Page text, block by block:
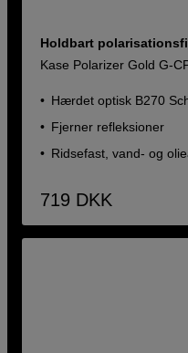
Holdbart
Kase Polarizer Gold G-
Hærdet optisk B270
Fjerner refleksioner
Ridsefast, vand- og
719 DKK